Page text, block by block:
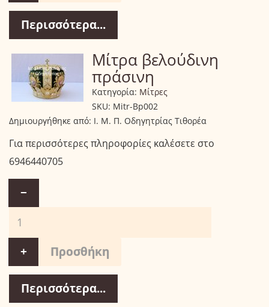
Περισσότερα...
Μίτρα βελούδινη
πράσινη
Κατηγορία: Μίτρες
SKU: Mitr-Bp002
Δημιουργήθηκε από: Ι. Μ. Π. Οδηγητρίας Τιθορέα
Για περισσότερες πληροφορίες καλέσετε στο
6946440705
−
+
Περισσότερα...